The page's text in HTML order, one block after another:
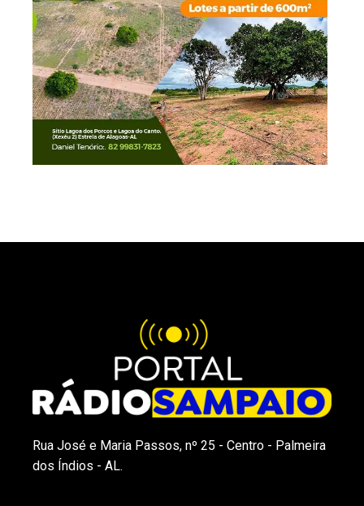
Rua José e Maria Passos, nº 25 - Centro - Palmeira
dos Índios - AL.